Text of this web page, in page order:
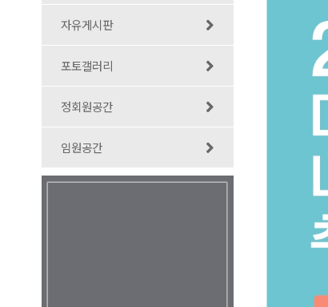
자유게시판
포토갤러리
정회원공간
임원공간